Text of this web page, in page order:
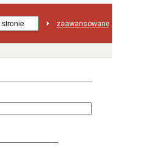
zaawansowane